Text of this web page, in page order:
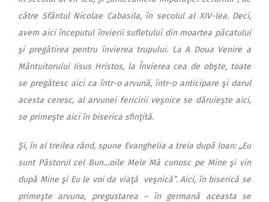
către Sfântul Nicolae Cabasila, în secolul al XIV-lea. Deci,
avem aici începutul învierii sufletului din moartea păcatului
şi pregătirea pentru învierea trupului. La A Doua Venire a
Mântuitorului Iisus Hristos, la Învierea cea de obşte, toate
se pregătesc aici ca într-o arvună, într-o anticipare şi darul
acesta ceresc, al arvunei fericirii veşnice se dăruieşte aici,
se primeşte aici în biserica sfinţită.
Şi, în al treilea rând, spune Evanghelia a treia după Ioan: ,,Eu
sunt Păstorul cel Bun…oile Mele Mă cunosc pe Mine şi vin
după Mine şi Eu le voi da viaţă veşnică”. Aici, în biserică se
primeşte arvuna, pregustarea – în germană aceasta se